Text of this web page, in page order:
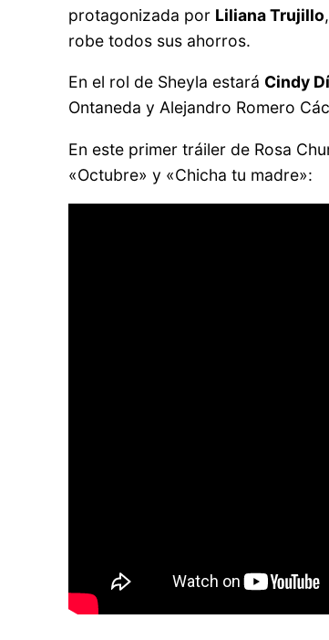
protagonizada por Liliana Trujillo
robe todos sus ahorros.
En el rol de Sheyla estará Cindy
Ontaneda y Alejandro Romero
En este primer tráiler de Rosa
«Octubre» y «Chicha tu madre»: